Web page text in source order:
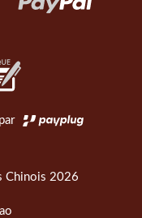
Chinois 2026